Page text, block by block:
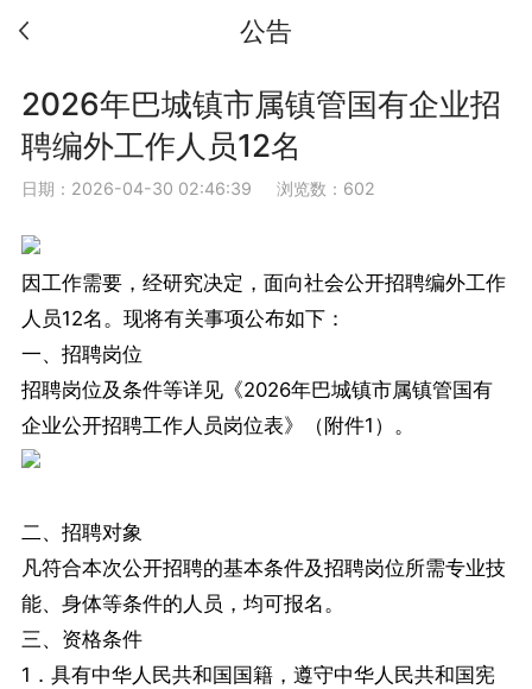
公告
2026年巴城镇市属镇管国有企业招
聘编外工作人员12名
日期：2026-04-30 02:46:39浏览数：602
因工作需要，经研究决定，面向社会公开招聘编外工作
人员12名。现将有关事项公布如下：
一、招聘岗位
招聘岗位及条件等详见《2026年巴城镇市属镇管国有
企业公开招聘工作人员岗位表》（附件1）。
二、招聘对象
凡符合本次公开招聘的基本条件及招聘岗位所需专业技
能、身体等条件的人员，均可报名。
三、资格条件
1．具有中华人民共和国国籍，遵守中华人民共和国宪